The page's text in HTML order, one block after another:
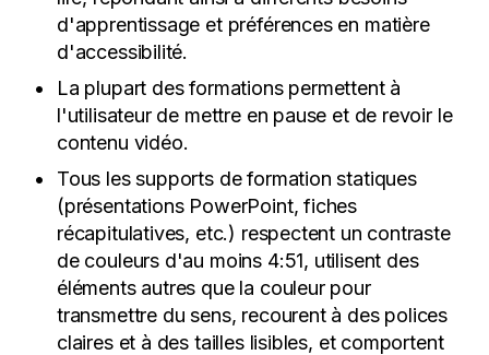
d'apprentissage et préférences en matière
d'accessibilité.
La plupart des formations permettent à
l'utilisateur de mettre en pause et de revoir le
contenu vidéo.
Tous les supports de formation statiques
(présentations PowerPoint, fiches
récapitulatives, etc.) respectent un contraste
de couleurs d'au moins 4:51, utilisent des
éléments autres que la couleur pour
transmettre du sens, recourent à des polices
claires et à des tailles lisibles, et comportent